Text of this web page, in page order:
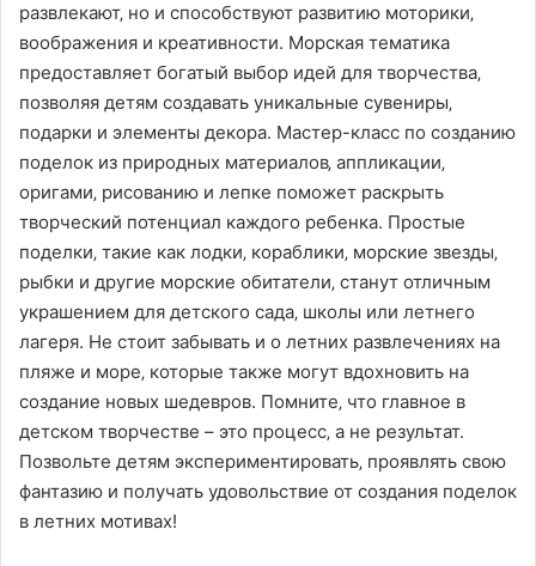
развлекают‚ но и способствуют развитию моторики‚
воображения и креативности. Морская тематика
предоставляет богатый выбор идей для творчества‚
позволяя детям создавать уникальные сувениры‚
подарки и элементы декора. Мастер-класс по созданию
поделок из природных материалов‚ аппликации‚
оригами‚ рисованию и лепке поможет раскрыть
творческий потенциал каждого ребенка. Простые
поделки‚ такие как лодки‚ кораблики‚ морские звезды‚
рыбки и другие морские обитатели‚ станут отличным
украшением для детского сада‚ школы или летнего
лагеря. Не стоит забывать и о летних развлечениях на
пляже и море‚ которые также могут вдохновить на
создание новых шедевров. Помните‚ что главное в
детском творчестве – это процесс‚ а не результат.
Позвольте детям экспериментировать‚ проявлять свою
фантазию и получать удовольствие от создания поделок
в летних мотивах!